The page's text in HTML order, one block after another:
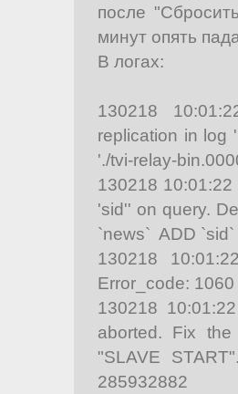
после
минут опять
В логах:
130218
replication in log
'./tvi-relay-
130218
'sid'' on query.
`news` ADD
130218
Error_code: 1060
130218
aborted. Fix
"SLAVE
285932882